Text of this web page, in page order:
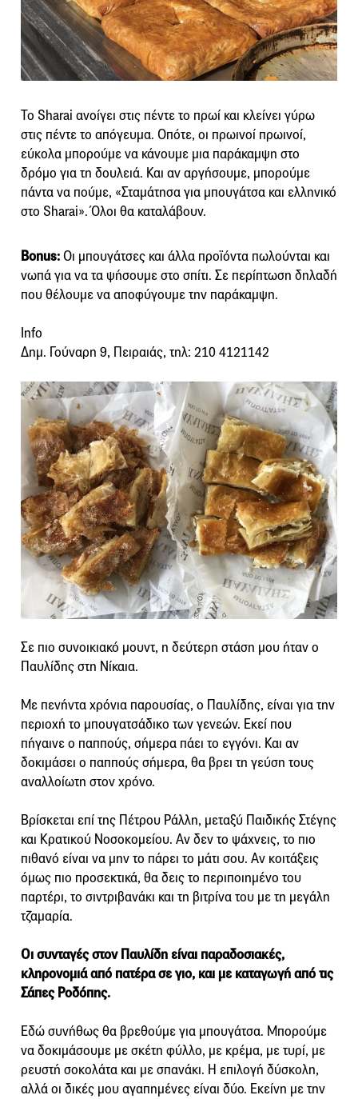
Το Sharai ανοίγει στις πέντε το πρωί και κλείνει γύρω
στις πέντε το απόγευμα. Οπότε, οι πρωινοί πρωινοί,
εύκολα μπορούμε να κάνουμε μια παράκαμψη στο
δρόμο για τη δουλειά. Και αν αργήσουμε, μπορούμε
πάντα να πούμε, «Σταμάτησα για μπουγάτσα και ελληνικό
στο Sharai». Όλοι θα καταλάβουν.
Bonus:Οι μπουγάτσες και άλλα προϊόντα πωλούνται και
νωπά για να τα ψήσουμε στο σπίτι. Σε περίπτωση δηλαδή
που θέλουμε να αποφύγουμε την παράκαμψη.
Info
Δημ. Γούναρη 9, Πειραιάς, τηλ: 210 4121142
Σε πιο συνοικιακό μουντ, η δεύτερη στάση μου ήταν ο
Παυλίδης στη Νίκαια.
Με πενήντα χρόνια παρουσίας, ο Παυλίδης, είναι για την
περιοχή το μπουγατσάδικο των γενεών. Εκεί που
πήγαινε ο παππούς, σήμερα πάει το εγγόνι. Και αν
δοκιμάσει ο παππούς σήμερα, θα βρει τη γεύση τους
αναλλοίωτη στον χρόνο.
Βρίσκεται επί της Πέτρου Ράλλη, μεταξύ Παιδικής Στέγης
και Κρατικού Νοσοκομείου. Αν δεν το ψάχνεις, το πιο
πιθανό είναι να μην το πάρει το μάτι σου. Αν κοιτάξεις
όμως πιο προσεκτικά, θα δεις το περιποιημένο του
παρτέρι, το σιντριβανάκι και τη βιτρίνα του με τη μεγάλη
τζαμαρία.
Οι συνταγές στον Παυλίδη είναι παραδοσιακές,
κληρονομιά από πατέρα σε γιο, και με καταγωγή από τις
Σάπες Ροδόπης.
Εδώ συνήθως θα βρεθούμε για μπουγάτσα. Μπορούμε
να δοκιμάσουμε με σκέτη φύλλο, με κρέμα, με τυρί, με
ρευστή σοκολάτα και με σπανάκι. Η επιλογή δύσκολη,
αλλά οι δικές μου αγαπημένες είναι δύο. Εκείνη με την